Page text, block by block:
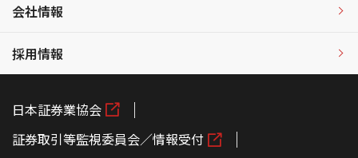
会社情報
採用情報
日本証券業協会
証券取引等監視委員会／情報受付